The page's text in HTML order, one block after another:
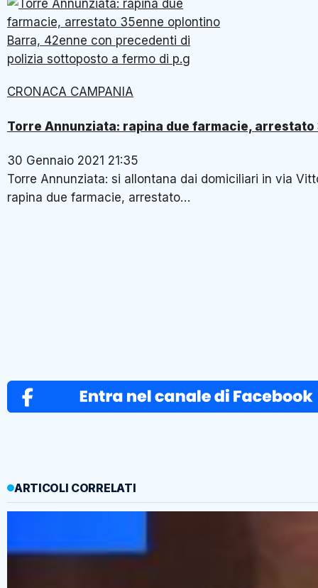
CRONACA CAMPANIA
Torre Annunziata: rapina due farmacie,
30 Gennaio 2021 21:35
Torre Annunziata: si allontana dai domiciliari in via
rapina due farmacie, arrestato…
ARTICOLI CORRELATI